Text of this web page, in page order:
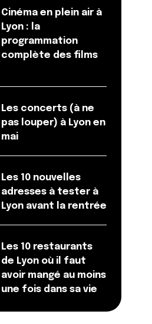
Cinéma en plein air à
Lyon : la
programmation
complète des films
Les concerts (à ne
pas louper) à Lyon en
mai
Les 10 nouvelles
adresses à tester à
Lyon avant la rentrée
Les 10 restaurants
de Lyon où il faut
avoir mangé au moins
une fois dans sa vie